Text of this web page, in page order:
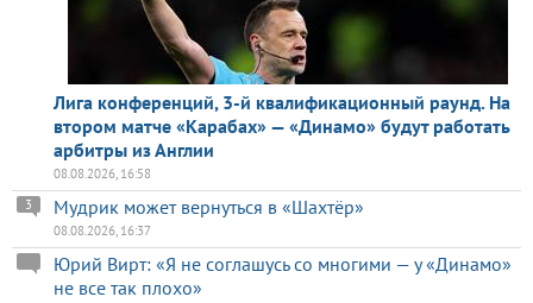
Лига конференций, 3-й квалификационный раунд. На
втором матче «Карабах» — «Динамо» будут работать
арбитры из Англии
08.08.2026, 16:58
Мудрик может вернуться в «Шахтёр»
3
08.08.2026, 16:37
Юрий Вирт: «Я не соглашусь со многими — у «Динамо»
не все так плохо»